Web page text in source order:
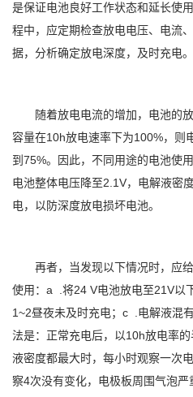
是保证电池良好工作状态和延长使
程中，应定期检查放电电压、电流
据，分析确定放电深度，及时充电。
随着放电电流的增加，电池的放
容量在10h放电速率下为100%，则
到75%。因此，不同用途的电池使
电池整体电压降至2.1V，电解液密
电，以防深度放电损坏电池。
再者，当发现以下情况时，应给
使用：a .将24 V电池放电至21V以
1~2昼夜未及时充电；c .电解液混
法是：正常充电后，以10h放电率
液密度都最大时，每小时观察一次
察4次没有变化，电极板周围气泡严